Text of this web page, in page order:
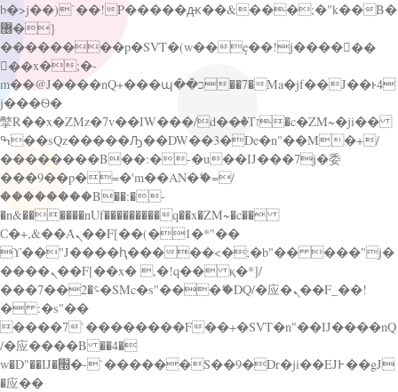
b�>j��)΄��!P�����ԫ��&���;�"k��B�
޶�}
��������p�SVT�(w��ę��!j������
��x�;�-
m��@J����nQ+���պ��כ��7�Ma�jf��J��ͱ4
j���Ѳ�
撆R��x�ZMz�7v��IW���/d��ٞ�Тז�c�ZM~�ji��
ߒ��sQz�����Ԡ��DW��3�De�n"��M�+/
��������B��:�-�u��IJ���7j�委
���9��p�=�'m��AN�ޭ�=/
��������B��:�-
�n&������nUf���������q��x�ZM~�c��
Ϲ�+,&��Ὰܢ��F[��(�1�*"��
ϒ��"J����ԧ�����<�;�b"�� ���"j�
����ܢ��F[��x� ,�!q�� қ�*]/
���؝�2��7�SMc�s"���ޭ�DQ/�应�ܢ��F_��!
� :�s"��
����7`��������F��+�SVT�n"��IJ����nQ
/�应����B ��4�
w�D"��IJ�׭�-`������S��9�Dr�ji��EJ߅��gJ
�应��